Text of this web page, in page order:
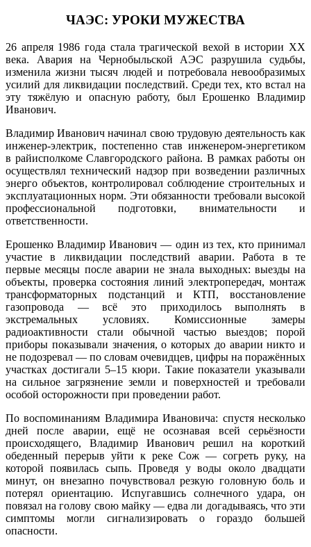
ЧАЭС: УРОКИ МУЖЕСТВА
26 апреля 1986 года стала трагической вехой в истории XX
века. Авария на Чернобыльской АЭС разрушила судьбы,
изменила жизни тысяч людей и потребовала невообразимых
усилий для ликвидации последствий. Среди тех, кто встал на
эту тяжёлую и опасную работу, был Ерошенко Владимир
Иванович.
Владимир Иванович начинал свою трудовую деятельность как
инженер‑электрик, постепенно став инженером‑энергетиком
в райисполкоме Славгородского района. В рамках работы он
осуществлял технический надзор при возведении различных
энерго объектов, контролировал соблюдение строительных и
эксплуатационных норм. Эти обязанности требовали высокой
профессиональной подготовки, внимательности и
ответственности.
Ерошенко Владимир Иванович — один из тех, кто принимал
участие в ликвидации последствий аварии. Работа в те
первые месяцы после аварии не знала выходных: выезды на
объекты, проверка состояния линий электропередач, монтаж
трансформаторных подстанций и КТП, восстановление
газопровода — всё это приходилось выполнять в
экстремальных условиях. Комиссионные замеры
радиоактивности стали обычной частью выездов; порой
приборы показывали значения, о которых до аварии никто и
не подозревал — по словам очевидцев, цифры на поражённых
участках достигали 5–15 кюри. Такие показатели указывали
на сильное загрязнение земли и поверхностей и требовали
особой осторожности при проведении работ.
По воспоминаниям Владимира Ивановича: спустя несколько
дней после аварии, ещё не осознавая всей серьёзности
происходящего, Владимир Иванович решил на короткий
обеденный перерыв уйти к реке Сож — согреть руку, на
которой появилась сыпь. Проведя у воды около двадцати
минут, он внезапно почувствовал резкую головную боль и
потерял ориентацию. Испугавшись солнечного удара, он
повязал на голову свою майку — едва ли догадываясь, что эти
симптомы могли сигнализировать о гораздо большей
опасности.